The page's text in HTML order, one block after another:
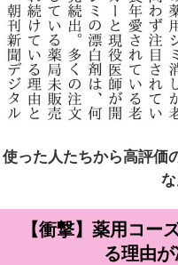
使った人たちから高評価
な
【衝撃】薬用コー
る理由